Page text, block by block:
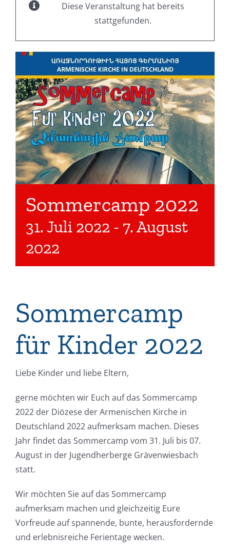
Diese Veranstaltung hat bereits
stattgefunden.
Sommercamp 2022
31. Juli 2022 - 7. August
2022
Sommercamp
für Kinder 2022
Liebe Kinder und liebe Eltern,
gerne möchten wir Euch auf das Sommercamp
2022 der Diözese der Armenischen Kirche in
Deutschland 2022 aufmerksam machen. Dieses
Jahr findet das Sommercamp vom 31. Juli bis 07.
August in der Jugendherberge Grävenwiesbach
statt.
Wir möchten Sie auf das Sommercamp
aufmerksam machen und gleichzeitig Eure
Vorfreude auf spannende, bunte, herausfordernde
und erlebnisreiche Ferientage wecken.